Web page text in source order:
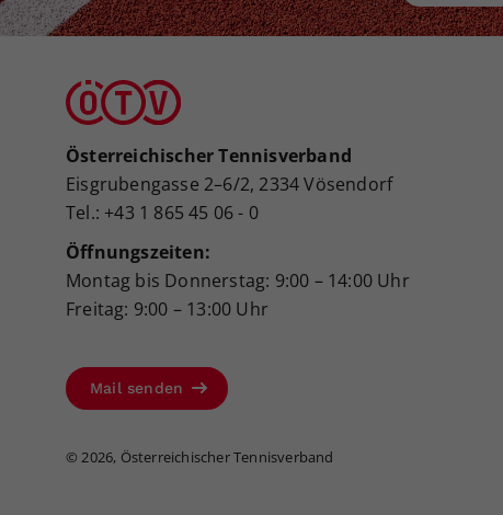
Österreichischer Tennisverband
Eisgrubengasse 2–6/2, 2334 Vösendorf
Tel.: +43 1 865 45 06 - 0
Öffnungszeiten:
Montag bis Donnerstag: 9:00 – 14:00 Uhr
Freitag: 9:00 – 13:00 Uhr
Mail senden
©2026, Österreichischer Tennisverband